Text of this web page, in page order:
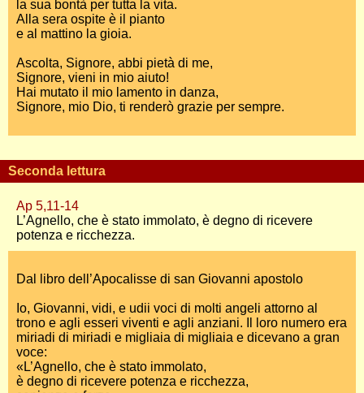
la sua bontà per tutta la vita.
Alla sera ospite è il pianto
e al mattino la gioia.
Ascolta, Signore, abbi pietà di me,
Signore, vieni in mio aiuto!
Hai mutato il mio lamento in danza,
Signore, mio Dio, ti renderò grazie per sempre.
Seconda lettura
Ap 5,11-14
L’Agnello, che è stato immolato, è degno di ricevere
potenza e ricchezza.
Dal libro dell’Apocalisse di san Giovanni apostolo
Io, Giovanni, vidi, e udii voci di molti angeli attorno al
trono e agli esseri viventi e agli anziani. Il loro numero era
miriadi di miriadi e migliaia di migliaia e dicevano a gran
voce:
«L’Agnello, che è stato immolato,
è degno di ricevere potenza e ricchezza,